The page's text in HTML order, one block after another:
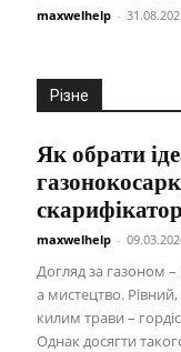
maxwelhelp -
Різне
Як обрати
maxwelhelp -
Догляд за газоном
а мистецтво.
килим трави –
Однак досягти